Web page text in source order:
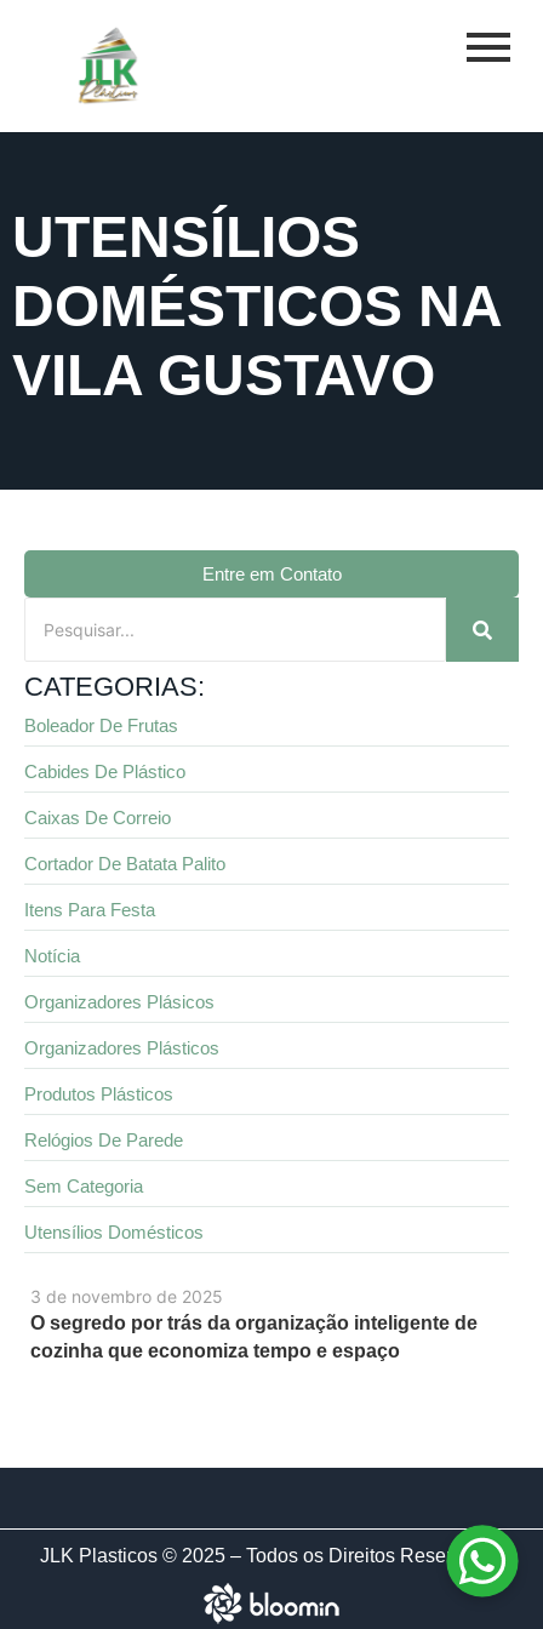
UTENSÍLIOS
DOMÉSTICOS NA
VILA GUSTAVO
3 de novembro de 2025
O segredo por trás da organização inteligente de
cozinha que economiza tempo e espaço
Entre em Contato
CATEGORIAS:
Boleador De Frutas
Cabides De Plástico
Caixas De Correio
Cortador De Batata Palito
Itens Para Festa
Notícia
Organizadores Plásicos
Organizadores Plásticos
Produtos Plásticos
Relógios De Parede
Sem Categoria
Utensílios Domésticos
JLK Plasticos © 2025 – Todos os Direitos Reservados